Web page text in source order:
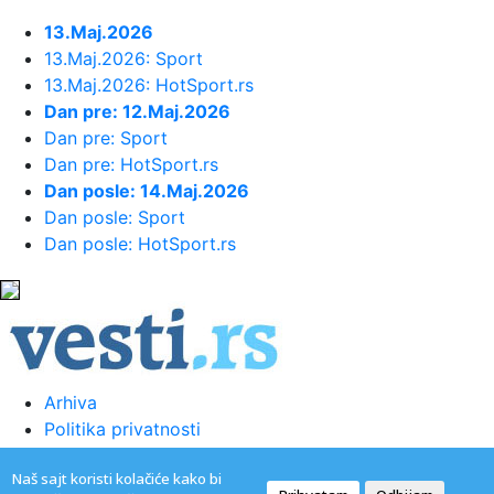
Naš sajt koristi kolačiće kako bi
javnost: Devojka joj pružila r...
23:29:Američki Senat usvojio zakon o
sankcijama Rusiji usmjeren na ene...
23:27:Hitno se oglasili Rusi: "Provokacija!"
23:25:MUP: Aktivna četiri veća požara,
23:24:Ako ste planirali da kupite polovan
automobil u Nemačkoj, pogled...
23:22:
KAKVA PORUKA PRED NASTAVAK
SEZONE: Srbija nadigrala Rusiju posle ...
13.Maj.2026
13.Maj.2026: Sport
13.Maj.2026: HotSport.rs
Dan pre: 12.Maj.2026
Dan pre: Sport
Dan pre: HotSport.rs
Dan posle: 14.Maj.2026
Dan posle: Sport
Dan posle: HotSport.rs
Arhiva
Politika privatnosti
Kontakt